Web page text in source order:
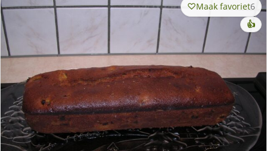
Maak favoriet6
👍